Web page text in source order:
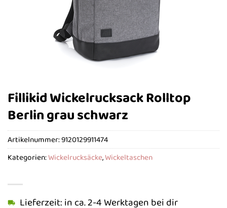
Fillikid Wickelrucksack Rolltop
Berlin grau schwarz
Lieferzeit: in ca. 2-4 Werktagen bei dir
Artikelnummer:9120129911474
Kategorien:Wickelrucksäcke,Wickeltaschen